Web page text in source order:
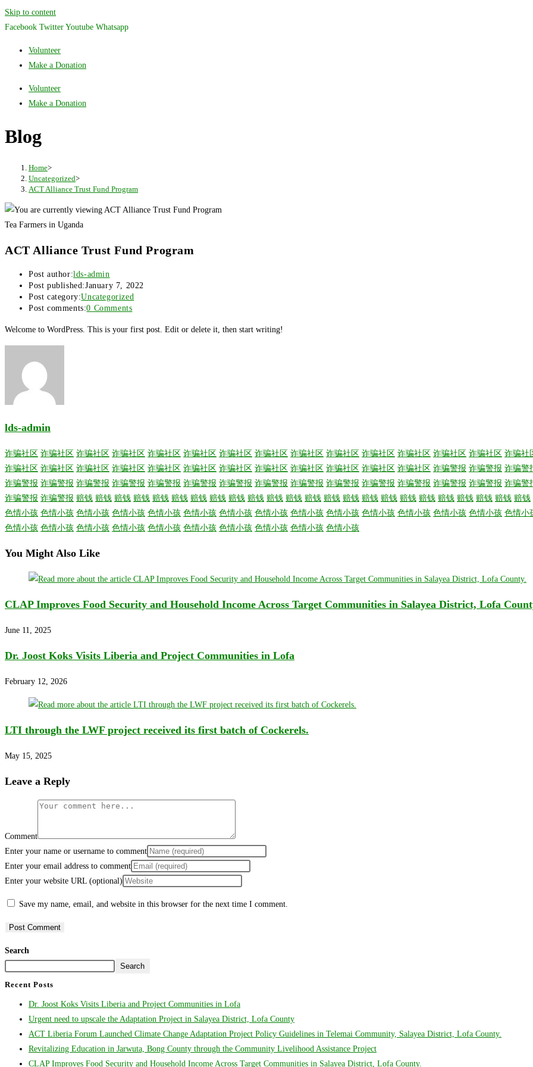
Skip to content
Facebook Twitter Youtube Whatsapp
Volunteer
Make a Donation
Volunteer
Make a Donation
Blog
Home>
Uncategorized>
ACT Alliance Trust Fund Program
Tea Farmers in Uganda
ACT Alliance Trust Fund Program
Post author:lds-admin
Post published:January 7, 2022
Post category:Uncategorized
Post comments:0 Comments
Welcome to WordPress. This is your first post. Edit or delete it, then start writing!
lds-admin
诈骗社区 诈骗社区 诈骗社区 诈骗社区 诈骗社区 诈骗社区 诈骗社区 诈骗社区 诈骗社区 诈骗社区 诈骗社区 诈骗社区 诈骗社区 诈骗社区 诈骗社
诈骗社区 诈骗社区 诈骗社区 诈骗社区 诈骗社区 诈骗社区 诈骗社区 诈骗社区 诈骗社区 诈骗社区 诈骗社区 诈骗社区 诈骗警报 诈骗警报 诈骗警
诈骗警报 诈骗警报 诈骗警报 诈骗警报 诈骗警报 诈骗警报 诈骗警报 诈骗警报 诈骗警报 诈骗警报 诈骗警报 诈骗警报 诈骗警报 诈骗警报 诈骗警
诈骗警报 诈骗警报 赔钱 赔钱 赔钱 赔钱 赔钱 赔钱 赔钱 赔钱 赔钱 赔钱 赔钱 赔钱 赔钱 赔钱 赔钱 赔钱 赔钱 赔钱 赔钱 赔钱 赔钱 赔钱 赔钱 赔钱
色情小孩 色情小孩 色情小孩 色情小孩 色情小孩 色情小孩 色情小孩 色情小孩 色情小孩 色情小孩 色情小孩 色情小孩 色情小孩 色情小孩 色情小
色情小孩 色情小孩 色情小孩 色情小孩 色情小孩 色情小孩 色情小孩 色情小孩 色情小孩 色情小孩
You Might Also Like
CLAP Improves Food Security and Household Income Across Target Communities in Salayea District, Lofa
June 11, 2025
Dr. Joost Koks Visits Liberia and Project Communities in Lofa
February 12, 2026
LTI through the LWF project received its first batch of Cockerels.
May 15, 2025
Leave a Reply
Comment
Enter your name or username to comment
Enter your email address to comment
Enter your website URL (optional)
Save my name, email, and website in this browser for the next time I comment.
Search
Search
Recent Posts
Dr. Joost Koks Visits Liberia and Project Communities in Lofa
Urgent need to upscale the Adaptation Project in Salayea District, Lofa County
ACT Liberia Forum Launched Climate Change Adaptation Project Policy Guidelines in Telemai Community, Salayea District, Lofa County.
Revitalizing Education in Jarwuta, Bong County through the Community Livelihood Assistance Project
CLAP Improves Food Security and Household Income Across Target Communities in Salayea District, Lofa County.